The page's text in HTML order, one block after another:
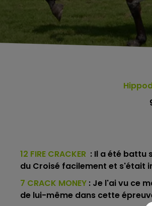
12 FIRE CRACKER : Il a été battu
du Croisé facilement et s'était
7 CRACK MONEY : Je l'ai vu ce
de lui-même dans cette